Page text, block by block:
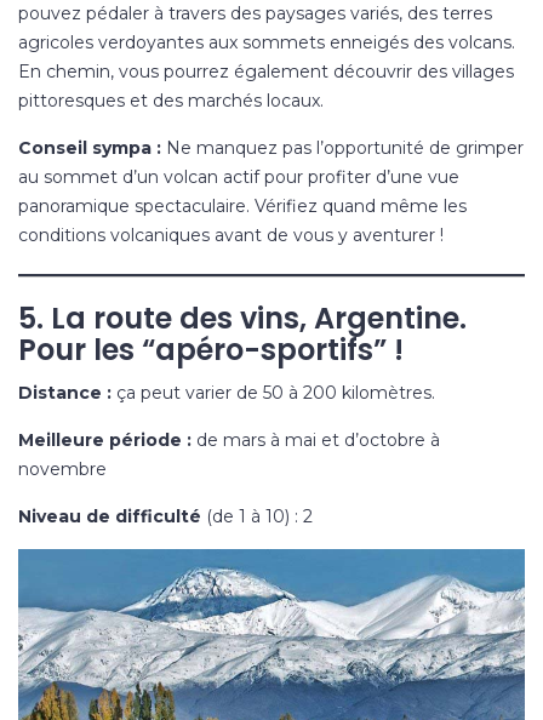
pouvez pédaler à travers des paysages variés, des terres
agricoles verdoyantes aux sommets enneigés des volcans.
En chemin, vous pourrez également découvrir des villages
pittoresques et des marchés locaux.
Conseil sympa : Ne manquez pas l’opportunité de grimper
au sommet d’un volcan actif pour profiter d’une vue
panoramique spectaculaire. Vérifiez quand même les
conditions volcaniques avant de vous y aventurer !
5. La route des vins, Argentine.
Pour les “apéro-sportifs” !
Distance : ça peut varier de 50 à 200 kilomètres.
Meilleure période : de mars à mai et d’octobre à
novembre
Niveau de difficulté (de 1 à 10) : 2